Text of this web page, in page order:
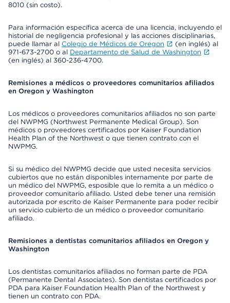
8010 (sin costo).
Para información específica acerca de una licencia, incluyendo el
historial de negligencia profesional y las acciones disciplinarias,
puede llamar al Colegio de Médicos de Oregon
(en inglés) al
971-673-2700 o al Departamento de Salud de Washington
(en inglés) al 360-236-4700.
Remisiones a médicos o proveedores comunitarios afiliados
en Oregon y Washington
Los médicos o proveedores comunitarios afiliados no son parte
del NWPMG (Northwest Permanente Medical Group). Son
médicos o proveedores certificados por Kaiser Foundation
Health Plan of the Northwest o que tienen contrato con el
NWPMG.
Si su médico del NWPMG decide que usted necesita servicios
cubiertos que no están disponibles internamente por parte de
un médico del NWPMG, esposible que lo remita a un médico o
proveedor comunitario afiliado. Usted debe tener una remisión
autorizada por escrito de Kaiser Permanente para poder recibir
un servicio cubierto de un médico o proveedor comunitario
afiliado.
Remisiones a dentistas comunitarios afiliados en Oregon y
Washington
Los dentistas comunitarios afiliados no forman parte de PDA
(Permanente Dental Associates). Son dentistas certificados por
PDA para Kaiser Foundation Health Plan of the Northwest y
tienen un contrato con PDA.